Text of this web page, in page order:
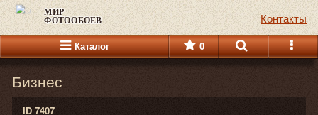
МИР
ФОТООБОЕВ Контакты
Каталог 0
Бизнес
ID 7407